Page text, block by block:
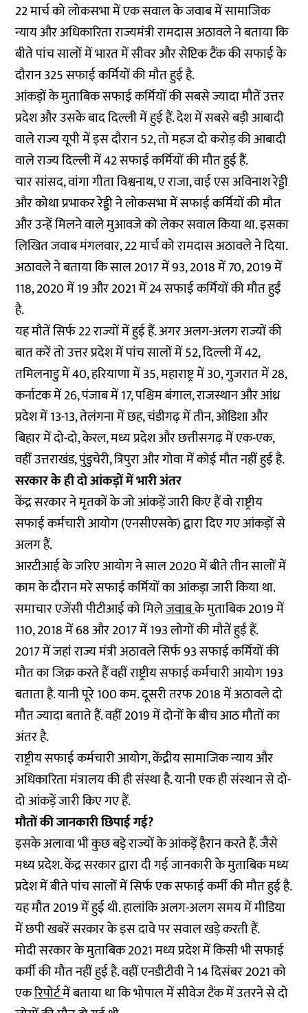
22 मार्च को लोकसभा में एक सवाल के जवाब में सामाजिक
न्याय और अधिकारिता राज्यमंत्री रामदास अठावले ने बताया कि
बीते पांच सालों में भारत में सीवर और सेप्टिक टैंक की सफाई के
दौरान 325 सफाई कर्मियों की मौत हुई है.
आंकड़ों के मुताबिक सफाई कर्मियों की सबसे ज्यादा मौतें उत्तर
प्रदेश और उसके बाद दिल्ली में हुई हैं. देश में सबसे बड़ी आबादी
वाले राज्य यूपी में इस दौरान 52, तो महज दो करोड़ की आबादी
वाले राज्य दिल्ली में 42 सफाई कर्मियों की मौत हुई हैं.
चार सांसद, वांगा गीता विश्वनाथ, ए राजा, वाई एस अविनाश रेड्डी
और कोथा प्रभाकर रेड्डी ने लोकसभा में सफाई कर्मियों की मौत
और उन्हें मिलने वाले मुआवजे को लेकर सवाल किया था. इसका
लिखित जवाब मंगलवार, 22 मार्च को रामदास अठावले ने दिया.
अठावले ने बताया कि साल 2017 में 93, 2018 में 70, 2019 में
118, 2020 में 19 और 2021 में 24 सफाई कर्मियों की मौत हुईं
है.
यह मौतें सिर्फ 22 राज्यों में हुई हैं. अगर अलग-अलग राज्यों की
बात करें तो उत्तर प्रदेश में पांच सालों में 52, दिल्ली में 42,
तमिलनाडु में 40, हरियाणा में 35, महाराष्ट्र में 30, गुजरात में 28,
कर्नाटक में 26, पंजाब में 17, पश्चिम बंगाल, राजस्थान और आंध्र
प्रदेश में 13-13, तेलंगना में छह, चंडीगढ़ में तीन, ओडिशा और
बिहार में दो-दो, केरल, मध्य प्रदेश और छत्तीसगढ़ में एक-एक,
वहीं उत्तराखंड, पुंडुचेरी, त्रिपुरा और गोवा में कोई मौत नहीं हुई है.
सरकार के ही दो आंकड़ों में भारी अंतर
केंद्र सरकार ने मृतकों के जो आंकड़ें जारी किए हैं वो राष्ट्रीय
सफाई कर्मचारी आयोग (एनसीएसके) द्वारा दिए गए आंकड़ों से
अलग हैं.
आरटीआई के जरिए आयोग ने साल 2020 में बीते तीन सालों में
काम के दौरान मरे सफाई कर्मियों का आंकड़ा जारी किया था.
समाचार एजेंसी पीटीआई को मिलेजवाबके मुताबिक 2019 में
110, 2018 में 68 और 2017 में 193 लोगों की मौतें हुईं हैं.
2017 में जहां राज्य मंत्री अठावले सिर्फ 93 सफाई कर्मियों की
मौत का जिक्र करते हैं वहीं राष्ट्रीय सफाई कर्मचारी आयोग 193
बताता है. यानी पूरे 100 कम. दूसरी तरफ 2018 में अठावले दो
मौत ज्यादा बताते हैं. वहीं 2019 में दोनों के बीच आठ मौतों का
अंतर है.
राष्ट्रीय सफाई कर्मचारी आयोग, केंद्रीय सामाजिक न्याय और
अधिकारिता मंत्रालय की ही संस्था है. यानी एक ही संस्थान से दो-
दो आंकड़ें जारी किए गए हैं.
मौतों की जानकारी छिपाई गई?
इसके अलावा भी कुछ बड़े राज्यों के आंकड़ें हैरान करते हैं. जैसे
मध्य प्रदेश. केंद्र सरकार द्वारा दी गई जानकारी के मुताबिक मध्य
प्रदेश में बीते पांच सालों में सिर्फ एक सफाई कर्मी की मौत हुई है.
यह मौत 2019 में हुई थी. हालांकि अलग-अलग समय में मीडिया
में छपी खबरें सरकार के इस दावे पर सवाल खड़े करती हैं.
मोदी सरकार के मुताबिक 2021 मध्य प्रदेश में किसी भी सफाई
कर्मी की मौत नहीं हुई है. वहीं एनडीटीवी ने 14 दिसंबर 2021 को
एकरिपोर्टमें बताया था कि भोपाल में सीवेज टैंक में उतरने से दो